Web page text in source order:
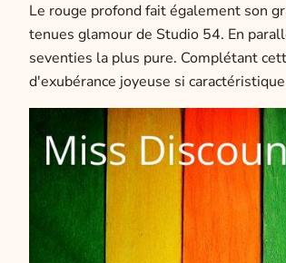
Le rouge profond fait également son
tenues glamour de Studio 54. En
seventies la plus pure. Complétant
d'exubérance joyeuse si